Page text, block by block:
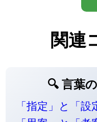
関連
🔍 言葉
「指定」と「設